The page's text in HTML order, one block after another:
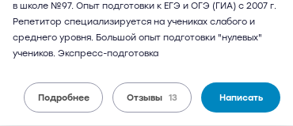
в школе №97. Опыт подготовки к ЕГЭ и ОГЭ (ГИА) с 2007 г.
Репетитор специализируется на учениках слабого и
среднего уровня. Большой опыт подготовки "нулевых"
учеников. Экспресс-подготовка
Подробнее Отзывы 13 Написать